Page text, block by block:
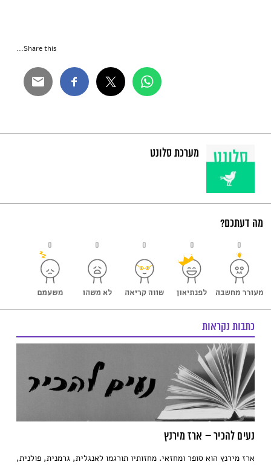
Share this...
מערכת סלונט
מה דעתכם?
0 0 0 0 0
כתבות נקראות
נעים להכיר – ארז מירנץ
ארז מירנץ הוא סופר ומחזאי. מחזותיו תורגמו לאנגלית, גרמנית, פולנית,